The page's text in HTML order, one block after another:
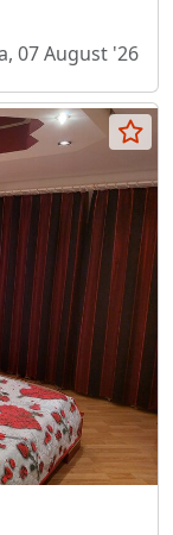
07 August '26